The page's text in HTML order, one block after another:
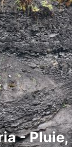
- Pluie,